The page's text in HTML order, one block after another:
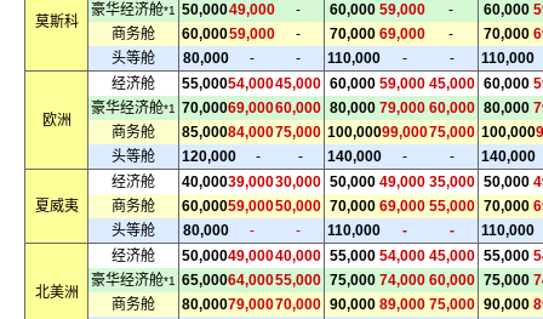
莫斯科
豪华经济舱*1 50,00049,000 - 60,000 59,000 - 60,000
商务舱
60,00059,000 - 70,000 69,000 - 70,000
头等舱
80,000 - - 110,000 - - 110,000
欧洲
经济舱 55,00054,00045,000 60,000 59,000 45,000 60,000
豪华经济舱*1 70,00069,00060,000 80,000 79,000 60,000 80,000
商务舱
85,00084,00075,000 100,00099,00075,000 100,000
头等舱
120,000 - - 140,000 - - 140,000
夏威夷
经济舱 40,00039,00030,000 50,000 49,000 35,000 50,000
商务舱
60,00059,00050,000 70,000 69,000 55,000 70,000
头等舱
80,000 - - 110,000 - - 110,000
北美洲
经济舱 50,00049,00040,000 55,000 54,000 45,000 55,000
豪华经济舱*1 65,00064,00055,000 75,000 74,000 60,000 75,000
商务舱
80,00079,00070,000 90,000 89,000 75,000 90,000